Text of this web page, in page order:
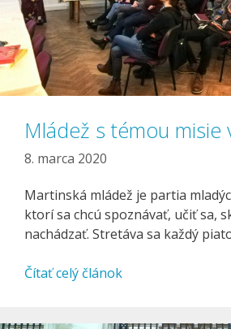
Mládež s témou misie
8. marca 2020
Martinská mládež je partia
ktorí sa chcú spoznávať, učiť sa,
nachádzať. Stretáva sa každý
Čítať celý článok